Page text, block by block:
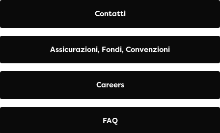
Contatti
Assicurazioni, Fondi, Convenzioni
Careers
FAQ